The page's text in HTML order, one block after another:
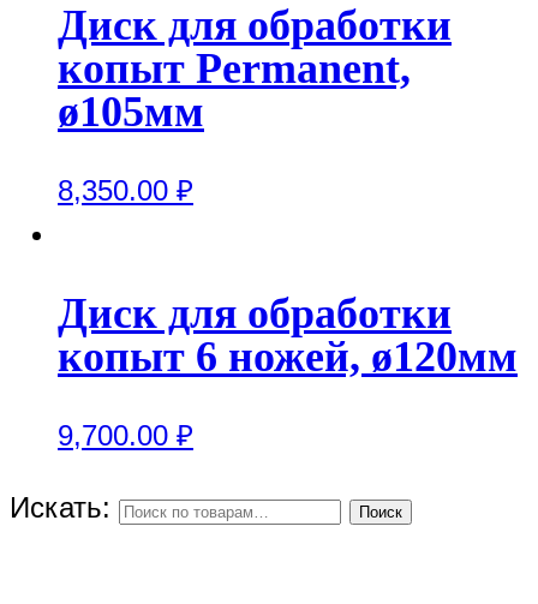
Диск для обработки
копыт Permanent,
ø105мм
8,350.00 ₽
Диск для обработки
копыт 6 ножей, ø120мм
9,700.00 ₽
Искать: Поиск